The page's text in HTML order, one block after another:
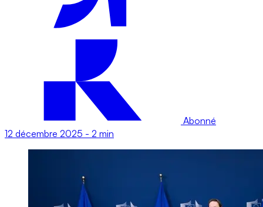
Abonné
12 décembre 2025 - 2 min